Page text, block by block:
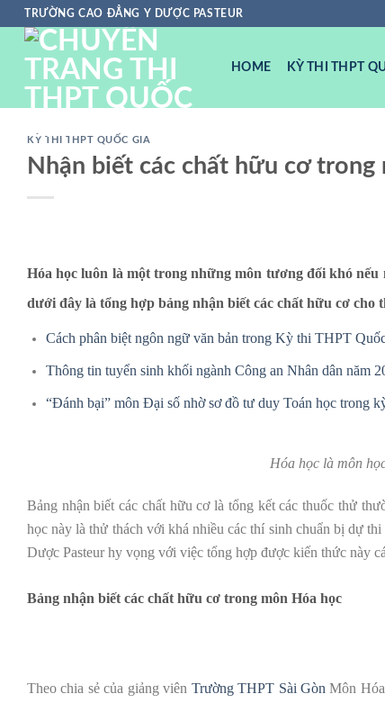
ChuyểnTRƯỜNG CAO ĐẲNG Y DƯỢC PASTEUR
HOME KỲ THI THPT
KỲ THI THPT QUỐC GIA
Nhận biết các chất hữu cơ
Hóa học luôn là một trong những môn tương đối khó
dưới đây là tổng hợp bảng nhận biết các chất hữu cơ cho
Cách phân biệt ngôn ngữ văn bản trong Kỳ thi THPT
Thông tin tuyển sinh khối ngành Công an Nhân dân năm
“Đánh bại” môn Đại số nhờ sơ đồ tư duy Toán học trong
Hóa học là môn
Bảng nhận biết các chất hữu cơ là tổng kết các thuốc thử
học này là thử thách với khá nhiều các thí sinh chuẩn bị dự thi
Dược Pasteur hy vọng với việc tổng hợp được kiến thức này
Bảng nhận biết các chất hữu cơ trong môn Hóa học
Theo chia sẻ của giảng viên Trường THPT Sài Gòn Môn